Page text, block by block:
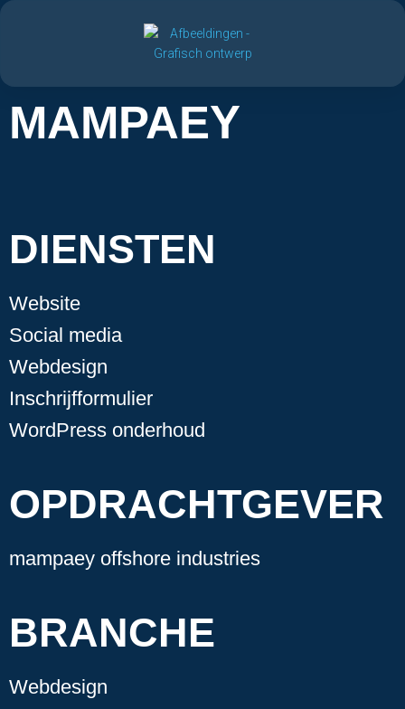
MAMPAEY
DIENSTEN
Website
Social media
Webdesign
Inschrijfformulier
WordPress onderhoud
OPDRACHTGEVER
mampaey offshore industries
BRANCHE
Webdesign